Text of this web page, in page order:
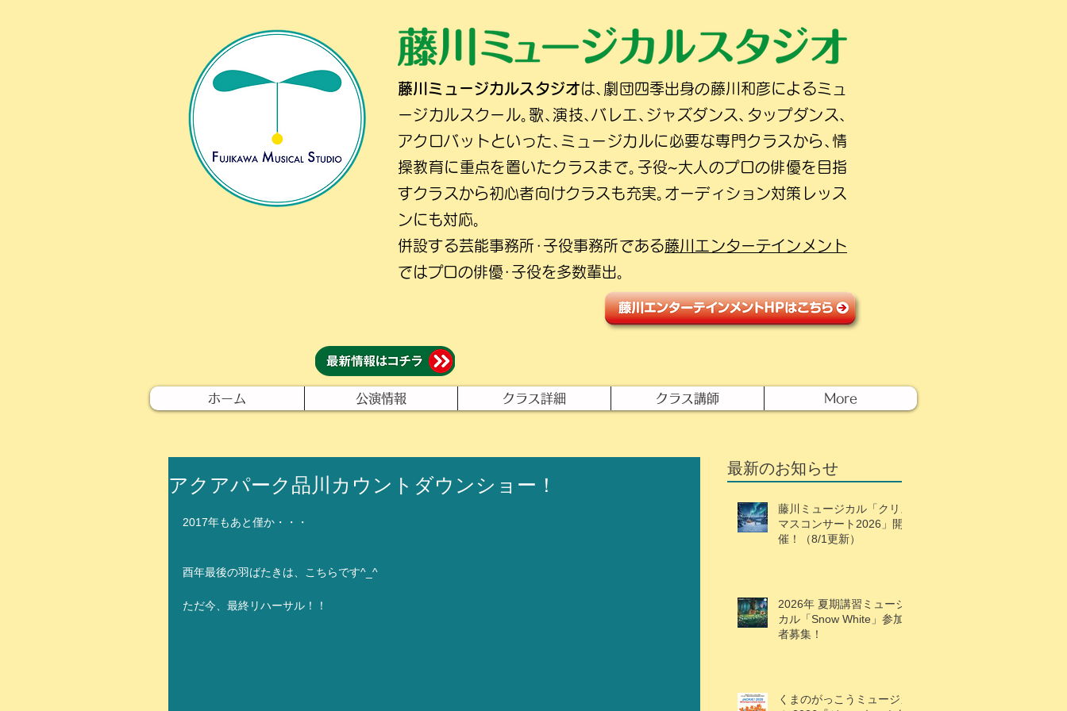
藤川ミュージカルスタジオは､劇団四季出身の藤川和彦によるミュ
ージカルスクール｡歌､演技､バレエ､ジャズダンス､タップダンス､
アクロバットといった､ミュージカルに必要な専門クラスから､情
操教育に重点を置いたクラスまで｡子役~大人のプロの俳優を目指
すクラスから初心者向けクラスも充実｡オーディション対策レッス
ンにも対応｡
併設する芸能事務所･子役事務所である藤川エンターテインメント
ではプロの俳優･子役を多数輩出｡
ホーム 公演情報 クラス詳細 クラス講師 More
アクアパーク品川カウントダウンショー！
2017年もあと僅か・・・
酉年最後の羽ばたきは、こちらです^_^
ただ今、最終リハーサル！！
最新のお知らせ
藤川ミュージカル「クリス
マスコンサート2026」開
催！（8/1更新）
2026年 夏期講習ミュージ
カル「Snow White」参加
者募集！
くまのがっこうミュージカ